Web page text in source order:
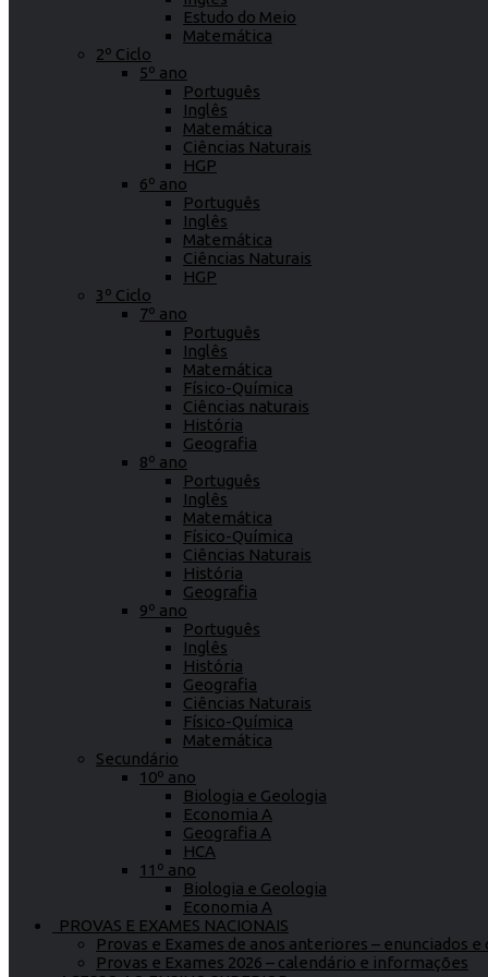
Estudo do Meio
Matemática
2º Ciclo
5º ano
Português
Inglês
Matemática
Ciências Naturais
HGP
6º ano
Português
Inglês
Matemática
Ciências Naturais
HGP
3º Ciclo
7º ano
Português
Inglês
Matemática
Físico-Química
Ciências naturais
História
Geografia
8º ano
Português
Inglês
Matemática
Físico-Química
Ciências Naturais
História
Geografia
9º ano
Português
Inglês
História
Geografia
Ciências Naturais
Físico-Química
Matemática
Secundário
10º ano
Biologia e Geologia
Economia A
Geografia A
HCA
11º ano
Biologia e Geologia
Economia A
PROVAS E EXAMES NACIONAIS
Provas e Exames de anos anteriores – enunciados
Provas e Exames 2026 – calendário e informações